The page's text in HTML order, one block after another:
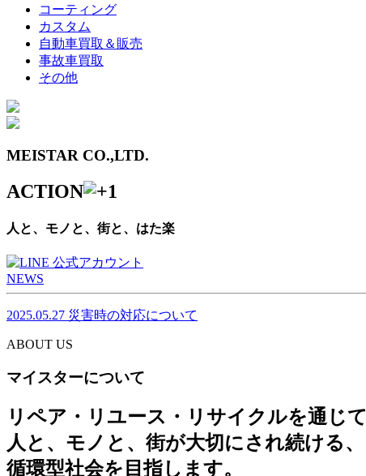
コーティング
カスタム
自動車買取＆販売
事故車買取
その他
MEISTAR CO.,LTD.
ACTION
人と、モノと、街と、はた楽
NEWS
2025.05.27 災害時の対応について
ABOUT US
マイスターについて
リペア・リユース・リサイクルを通じて
人と、モノと、街が大切にされ続ける、
循環型社会を目指します。